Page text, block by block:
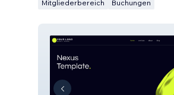
Mitgliederbereich Buchungen